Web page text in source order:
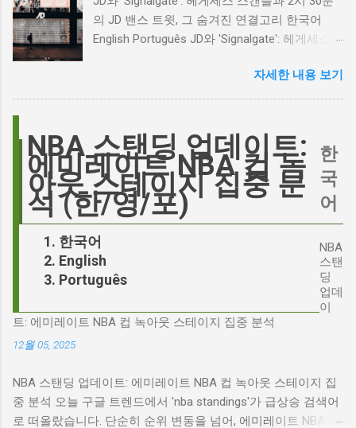
로디의 이미지가 원작 속 히스클리프와는 다소
거리가 있다는 의견을 제시하며 캐스팅에 대한
한 비판에 대해 "기다려 보세요. 믿으세요. 분명
의 이미지가 원작과 부합하는지 여부를 넘어, 우
리가 '히스클리프'라는 인물에게 기대하는 바가
무엇인지, 그리고 배우가 그 기대를 어떻게 충족
시킬 수 있는지에 대한 근본적인 질문을 던집니
다. 다니엘 데이 루이스, '진정성'의 대명사 이 지
점에서 다니엘 데이 루이스의 이름이 등장하는
것은 결코 우연이 아닙니다. 그는 '메소드 연
기'의 극한을 보여주는 배우로서, 맡는 역할마다
완벽하게 몰입하여 실제 인물과 구분이 어려울
정도의 연기를 선보였습니다. <나의 왼발>에서
의 JD 밴스 트윗, 그 숨겨진 연결고리 한국어
English Português JD와 'Signalgate': 헤게세스
연결고리 오늘의 구글 트렌드 인기 검색어 'jd'는
단순히 두 글자의 약자가 아닙니다. 최근 미국
'Signalgate' 스캔들과 깊숙이 연결되어 있습니
다. 폭스뉴스 진행자 피트 헤게세스(Pete
Hegseth)를 중심으로 벌어진 이 스캔들은 예상
치 못한 인물, JD 밴스(JD Vance)의 이름까지 소
환하며 파장을 일으키고 있습니다. 왜 'jd'가 갑자
들이 어떻게 얽혀있는 것일까요? 최대100%세일
오늘의 특가 'Signalgate' 스캔들: 피트 헤게세스
의 그림자 먼저 'Signalgate' 스캔들의 핵심 인물
인 피트 헤게세스부터 살펴봐야 합니다. 최근 공
개된 국방부 감사 보고서에 따르면, 헤게세스는
스의 행위가 윤리적으로 심각한 문제를 야기하
며, 군의 명예를 훼손할 수 있다고 지적합니다.
Photo by Samuel Regan-Asante on Unsplash
자세한 내용 보기
NBA 스탠딩 업데이트:
에미레이트 NBA 컵 녹
아웃 스테이지 집중 분
석 (한/영/포)
한국어
English
Português
한
국
어
NBA
스탠
딩
업데
이
트: 에미레이트 NBA 컵 녹아웃 스테이지 집중 분석
12월 05, 2025
NBA 스탠딩 업데이트: 에미레이트 NBA 컵 녹아웃 스테이지 집
중 분석 오늘 구글 트렌드에서 'nba standings'가 급상승 검색어
로 떠올랐습니다. 단순히 순위 변동을 넘어, 에미레이트 NBA 컵